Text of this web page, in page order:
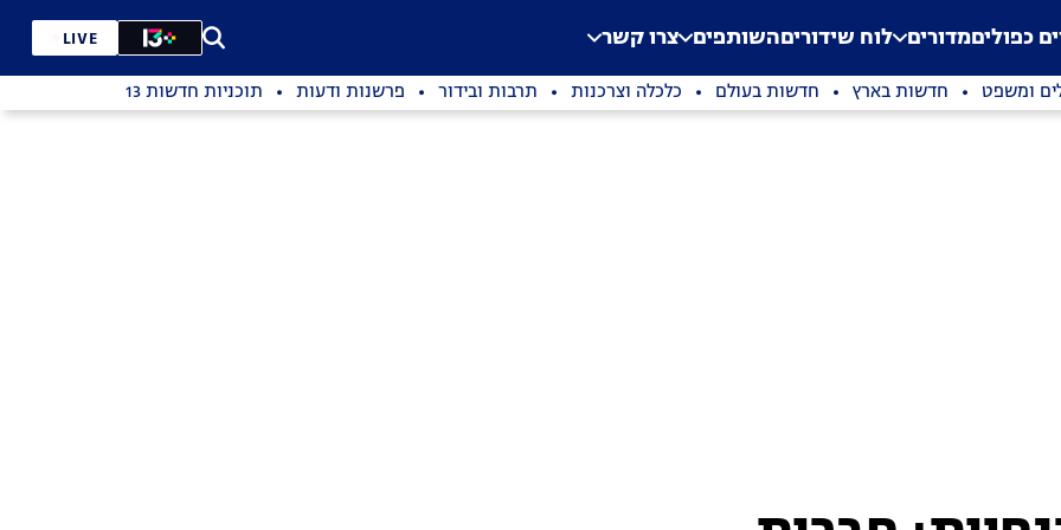
Application error: a
. כפוליםמדורים לוח שידוריםהשותפים צרו קשר LIVE
ומשפט חדשות בארץ חדשות בעולם כלכלה וצרכנות תרבות ובידור פרשנות ודעות תוכניות חדשות 13